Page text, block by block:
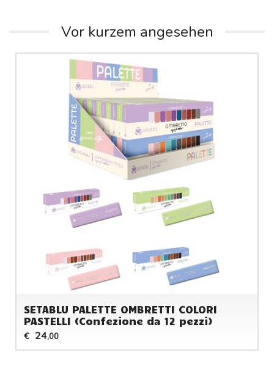
Vor kurzem angesehen
SETABLU PALETTE OMBRETTI COLORI
PASTELLI (Confezione da 12 pezzi)
€ 24,00